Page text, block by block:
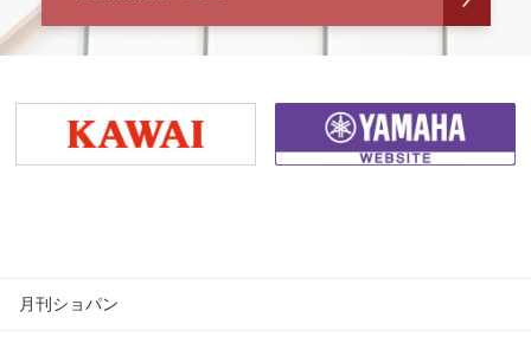
月刊ショパン